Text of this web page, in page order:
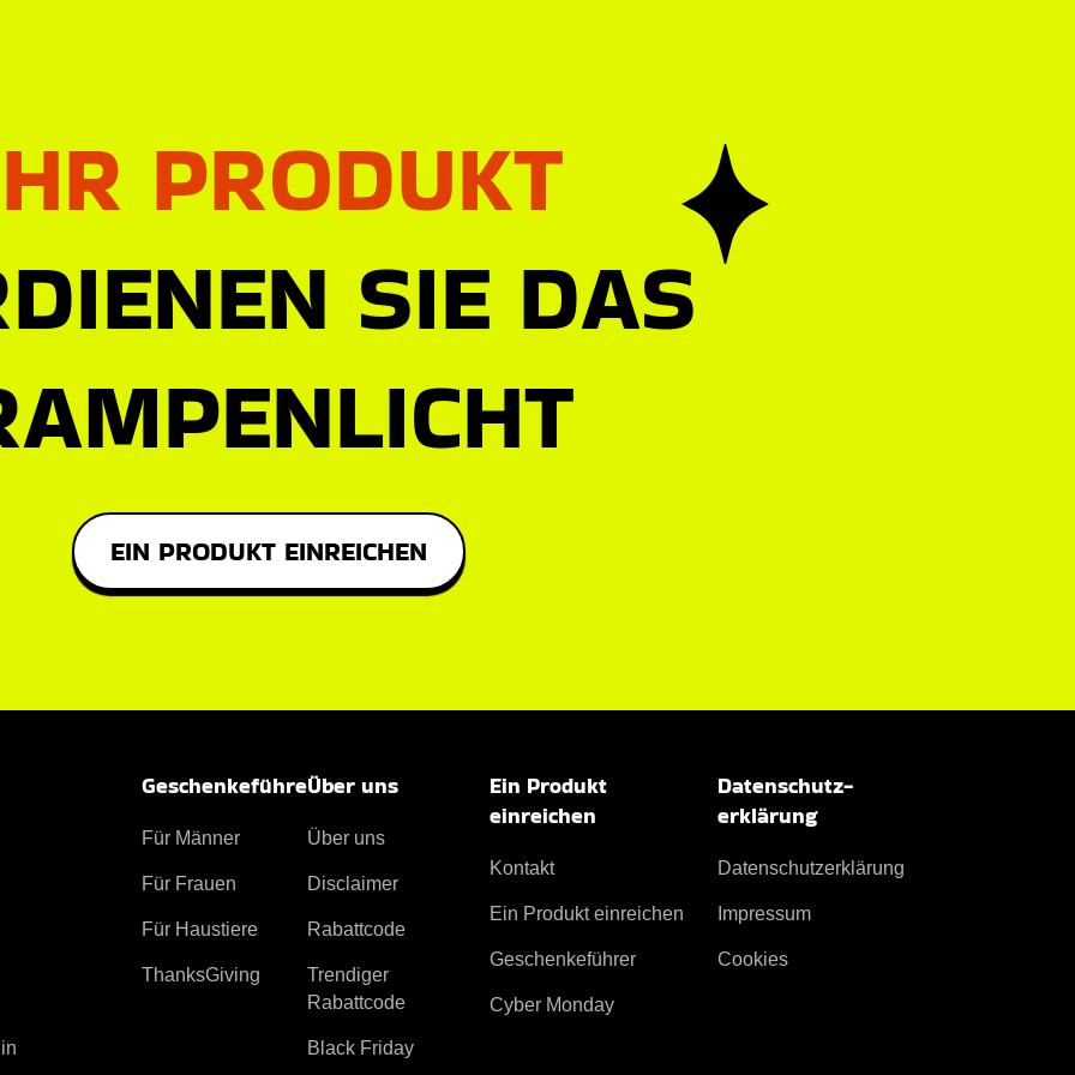
PRODUKT
SIE DAS
EIN PRODUKT EINREICHEN
Geschenkeführe
Für Männer
Für Frauen
Für Haustiere
ThanksGiving
Über uns
Über uns
Disclaimer
Rabattcode
Trendiger
Rabattcode
Black Friday
Ein Produkt
einreichen
Kontakt
Ein Produkt einreichen
Geschenkeführer
Cyber Monday
Datenschutz­
erklärung
Datenschutz­erklärung
Impressum
Cookies